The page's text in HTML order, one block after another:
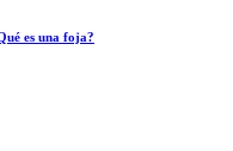
es una foja?